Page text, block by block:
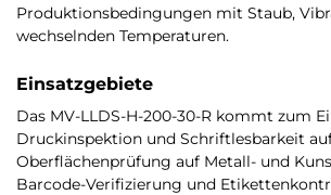
Produktionsbedingungen mit Staub,
wechselnden Temperaturen.
Einsatzgebiete
Das MV-LLDS-H-200-30-R kommt zum
Druckinspektion und Schriftlesbarkeit
Oberflächenprüfung auf Metall- und
Barcode-Verifizierung und